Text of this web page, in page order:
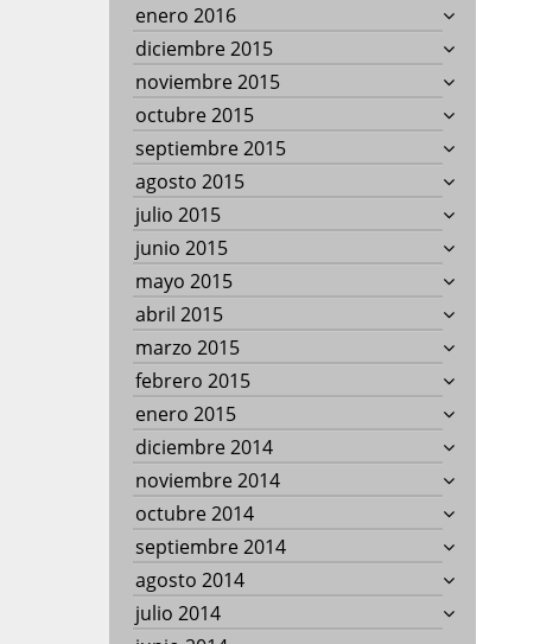
enero 2016
diciembre 2015
noviembre 2015
octubre 2015
septiembre 2015
agosto 2015
julio 2015
junio 2015
mayo 2015
abril 2015
marzo 2015
febrero 2015
enero 2015
diciembre 2014
noviembre 2014
octubre 2014
septiembre 2014
agosto 2014
julio 2014